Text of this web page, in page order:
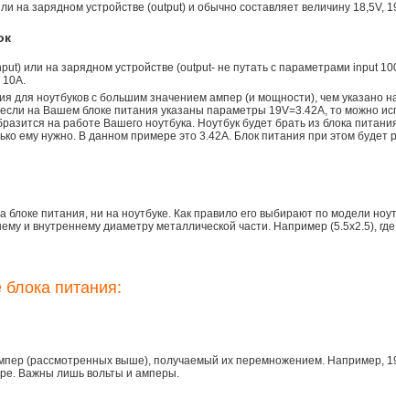
на зарядном устройстве (output) и обычно составляет величину 18,5V,
или на зарядном устройстве (output- не путать с параметрами input
10A.
для ноутбуков с большим значением ампер (и мощности), чем указано
на Вашем блоке питания указаны параметры 19V=3.42A, то можно
на работе Вашего ноутбука. Ноутбук будет брать из блока
ему нужно. В данном примере это 3.42А. Блок питания при этом будет
питания, ни на ноутбуке. Как правило его выбирают по модели
и внутреннему диаметру металлической части. Например (5.5x2.5),
питания:
(рассмотренных выше), получаемый их перемножением. Например,
Важны лишь вольты и амперы.